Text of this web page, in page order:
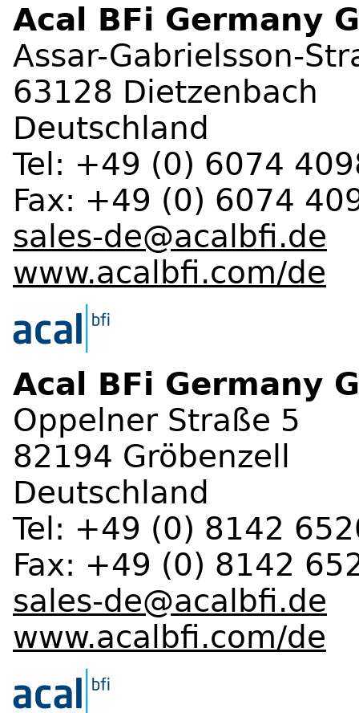
Acal BFi Germany
Assar-Gabrielsson-
63128 Dietzenbach
Deutschland
Tel: +49 (0) 6074
Fax: +49 (0) 6074
sales-de@acalbfi.de
www.acalbfi.com/de
Acal BFi Germany
Oppelner Straße 5
82194 Gröbenzell
Deutschland
Tel: +49 (0) 8142
Fax: +49 (0) 8142
sales-de@acalbfi.de
www.acalbfi.com/de